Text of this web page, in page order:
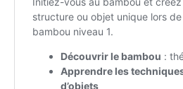
Mon compte
Panier
Prestations